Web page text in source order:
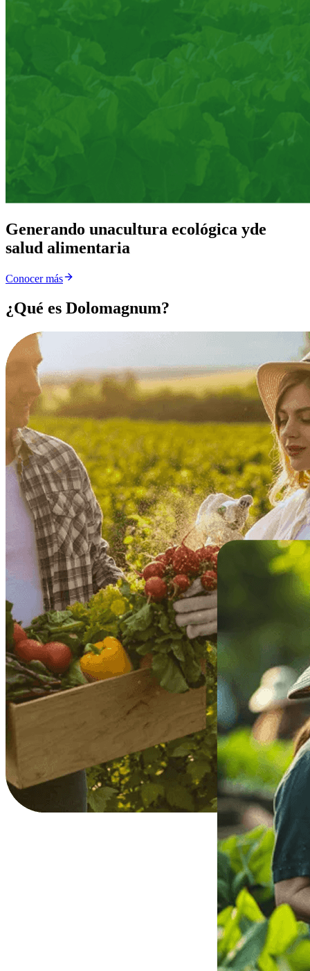
Generando unacultura ecológica yde
salud alimentaria
Conocer más
¿Qué es Dolomagnum?